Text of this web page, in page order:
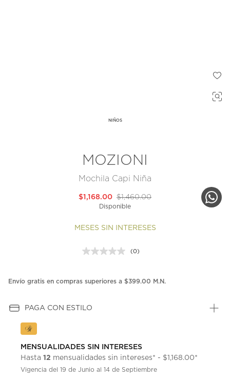
NIÑOS
MOZIONI
Mochila Capi Niña
$1,460.00
$1,168.00
Disponible
MESES SIN INTERESES
Sin
en
(0)
Envío gratis en compras superiores a $399.00 M.N.
PAGA CON ESTILO
MENSUALIDADES SIN INTERESES
Hasta 12 mensualidades sin intereses* - $1,168.00*
Vigencia del 19 de Junio al 14 de Septiembre